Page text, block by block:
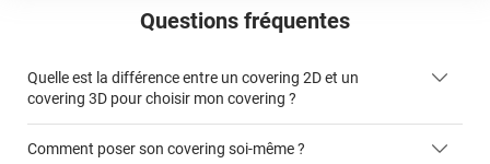
Questions fréquentes
Quelle est la différence entre un covering 2D et un
covering 3D pour choisir mon covering ?
covering 2D
Comment poser son covering soi-même ?